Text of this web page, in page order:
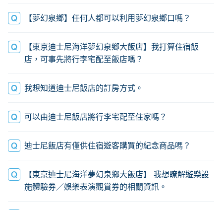
【夢幻泉鄉】任何人都可以利用夢幻泉鄉口嗎？
【東京迪士尼海洋夢幻泉鄉大飯店】我打算住宿飯
店，可事先將行李宅配至飯店嗎？
我想知道迪士尼飯店的訂房方式。
可以由迪士尼飯店將行李宅配至住家嗎？
迪士尼飯店有僅供住宿遊客購買的紀念商品嗎？
【東京迪士尼海洋夢幻泉鄉大飯店】 我想瞭解遊樂設
施體驗券／娛樂表演觀賞券的相關資訊。